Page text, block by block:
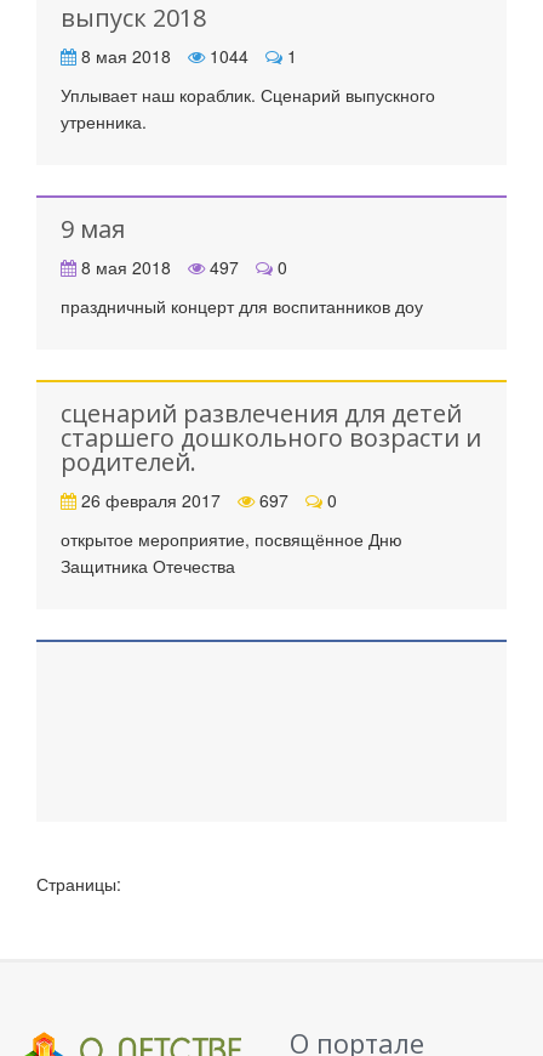
выпуск 2018
8 мая 2018 1044
1
Уплывает наш кораблик. Сценарий выпускного
утренника.
9 мая
8 мая 2018 497
0
праздничный концерт для воспитанников доу
сценарий развлечения для детей
старшего дошкольного возрасти и
родителей.
26 февраля 2017 697
0
открытое мероприятие, посвящённое Дню
Защитника Отечества
Страницы:
О портале